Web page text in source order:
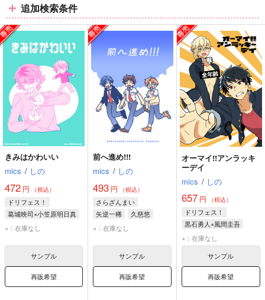
ム
表
示
ム
表
示
ム
表
示
追加検索条件
きみはかわいい
mics / しの
472 円 （税込）
ドリフェス！
葛城映司×小笠原明日真
×：在庫なし
サンプル
再販希望
前へ進め!!!
mics / しの
493 円 （税込）
さらざんまい
矢逆一稀
久慈悠
陣内燕太
×：在庫なし
サンプル
再販希望
オーマイ!!アンラッキ
ーデイ
mics / しの
657円 （税込）
ドリフェス！
黒石勇人×風間圭吾
×：在庫なし
サンプル
再販希望